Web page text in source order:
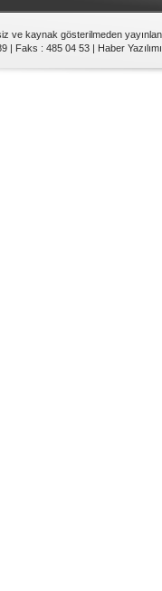
ve kaynak gösterilmeden
| Faks : 485 04 53 | Haber Yazılımı